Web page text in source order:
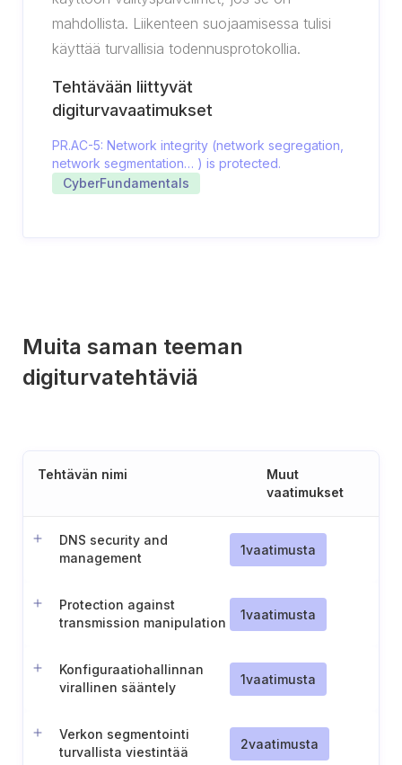
mahdollista. Liikenteen suojaamisessa tulisi
käyttää turvallisia todennusprotokollia.
Tehtävään liittyvät
digiturvavaatimukset
PR.AC-5: Network integrity (network segregation,
network segmentation… ) is protected.
CyberFundamentals
Muita saman teeman
digiturvatehtäviä
Tehtävän nimi
Muut
vaatimukset
DNS security and
management
1vaatimusta
Protection against
transmission manipulation
1vaatimusta
Konfiguraatiohallinnan
virallinen sääntely
1vaatimusta
Verkon segmentointi
turvallista viestintää
2vaatimusta